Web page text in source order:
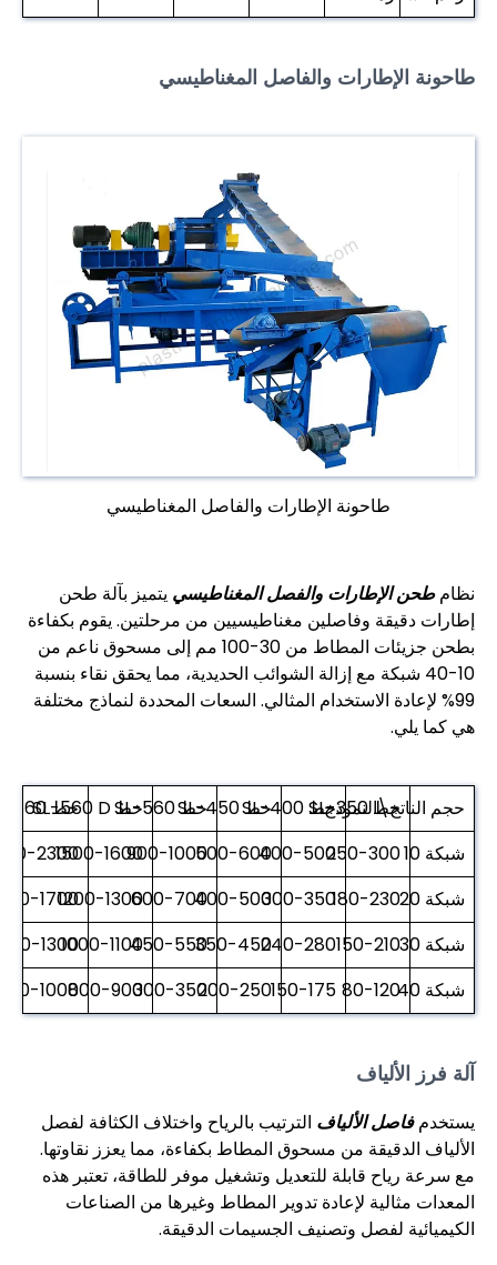
طاحونة الإطارات والفاصل المغناطيسي
طاحونة الإطارات والفاصل المغناطيسي
نظامطحن الإطارات والفصل المغناطيسي يتميز بآلة طحن
إطارات دقيقة وفاصلين مغناطيسيين من مرحلتين. يقوم بكفاءة
بطحن جزيئات المطاط من 30-100 مم إلى مسحوق ناعم من
10-40 شبكة مع إزالة الشوائب الحديدية، مما يحقق نقاء بنسبة
99% لإعادة الاستخدام المثالي. السعات المحددة لنماذج مختلفة
هي كما يلي.
حجم الناتج\النموذج
خط SL-350 خط SL-400 خط SL-450 خط SL-560 خط SL-560 D
خط SL-660
شبكة 10
250-300
400-500
500-600
900-1000
1500-1600
2300
شبكة 20
180-230
300-350
400-500
600-700
1200-1300
1700
شبكة 30
150-210
240-280
350-450
450-550
1000-1100
1300
شبكة 40
80-120
150-175
200-250
300-350
800-900
1000
آلة فرز الألياف
يستخدمفاصل الألياف الترتيب بالرياح واختلاف الكثافة لفصل
الألياف الدقيقة من مسحوق المطاط بكفاءة، مما يعزز نقاوتها.
مع سرعة رياح قابلة للتعديل وتشغيل موفر للطاقة، تعتبر هذه
المعدات مثالية لإعادة تدوير المطاط وغيرها من الصناعات
الكيميائية لفصل وتصنيف الجسيمات الدقيقة.